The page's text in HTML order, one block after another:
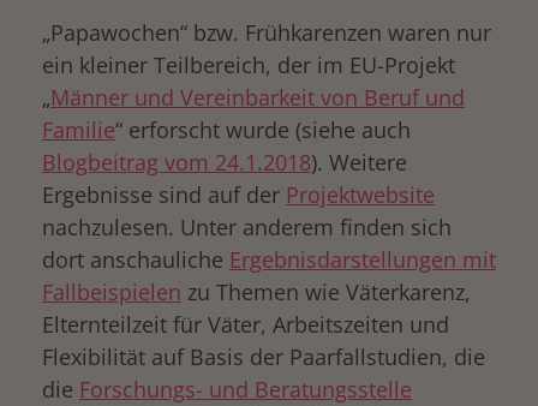
„Papawochen“ bzw. Frühkarenzen waren nur
ein kleiner Teilbereich, der im EU-Projekt
„Männer und Vereinbarkeit von Beruf und
Familie“ erforscht wurde (siehe auch
Blogbeitrag vom 24.1.2018). Weitere
Ergebnisse sind auf der Projektwebsite
nachzulesen. Unter anderem finden sich
dort anschauliche Ergebnisdarstellungen mit
Fallbeispielen zu Themen wie Väterkarenz,
Elternteilzeit für Väter, Arbeitszeiten und
Flexibilität auf Basis der Paarfallstudien, die
die Forschungs- und Beratungsstelle